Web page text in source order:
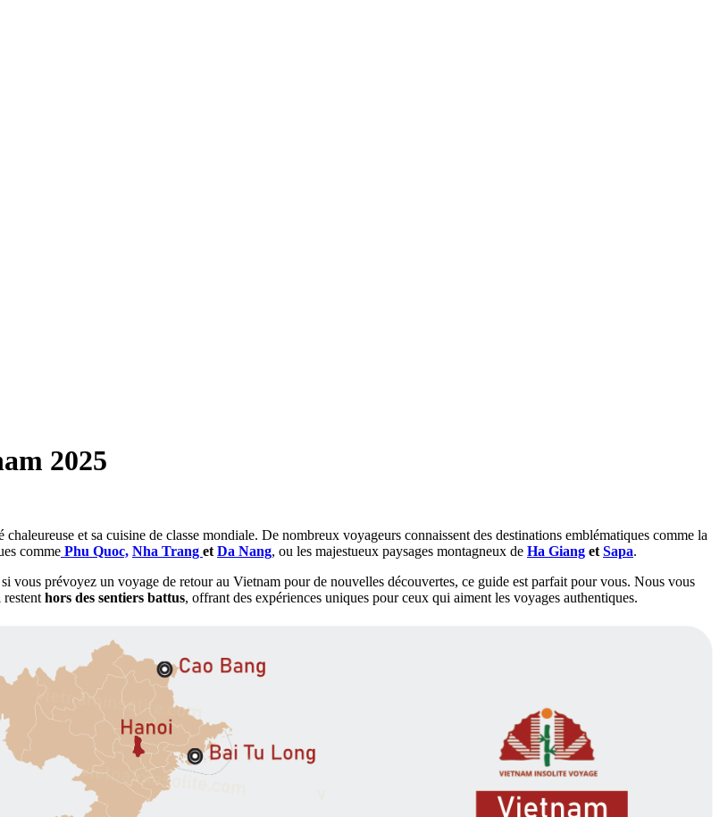
2025
et sa cuisine de classe mondiale. De nombreux voyageurs connaissent des destinations emblématiques comme la
comme Phu Quoc, Nha Trang et Da Nang, ou les majestueux paysages montagneux de Ha Giang et Sapa.
vous prévoyez un voyage de retour au Vietnam pour de nouvelles découvertes, ce guide est parfait pour vous. Nous vous
hors des sentiers battus, offrant des expériences uniques pour ceux qui aiment les voyages authentiques.